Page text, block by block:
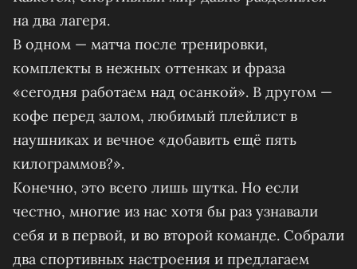
на два лагеря.
В одном — матча после тренировки,
комплекты в нежных оттенках и фраза
«сегодня работаем над осанкой». В другом —
кофе перед залом, любимый плейлист в
наушниках и вечное «добавить ещё пять
килограммов?».
Конечно, это всего лишь шутка. Но если
честно, многие из нас хотя бы раз узнавали
себя и в первой, и во второй команде. Собрали
два спортивных настроения и предлагаем